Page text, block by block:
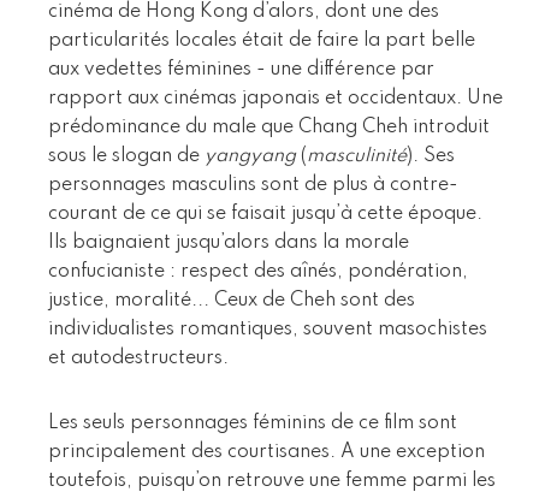
cinéma de Hong Kong d’alors, dont une des
particularités locales était de faire la part belle
aux vedettes féminines - une différence par
rapport aux cinémas japonais et occidentaux. Une
prédominance du male que Chang Cheh introduit
sous le slogan de yangyang(masculinité). Ses
personnages masculins sont de plus à contre-
courant de ce qui se faisait jusqu’à cette époque.
Ils baignaient jusqu’alors dans la morale
confucianiste : respect des aînés, pondération,
justice, moralité... Ceux de Cheh sont des
individualistes romantiques, souvent masochistes
et autodestructeurs.
Les seuls personnages féminins de ce film sont
principalement des courtisanes. A une exception
toutefois, puisqu’on retrouve une femme parmi les